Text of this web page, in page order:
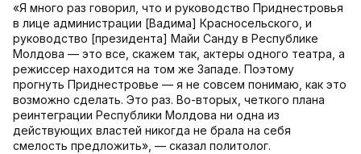
«Я много раз говорил, что и руководство Приднестровья
в лице администрации [Вадима] Красносельского, и
руководство [президента] Майи Санду в Республике
Молдова — это все, скажем так, актеры одного театра, а
режиссер находится на том же Западе. Поэтому
прогнуть Приднестровье — я не совсем понимаю, как это
возможно сделать. Это раз. Во-вторых, четкого плана
реинтеграции Республики Молдова ни одна из
действующих властей никогда не брала на себя
смелость предложить», — сказал политолог.